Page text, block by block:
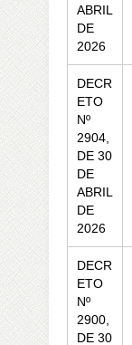
ABRIL
DE
2026
DECR
ETO
Nº
2904,
DE 30
DE
ABRIL
DE
2026
DECR
ETO
Nº
2900,
DE 30